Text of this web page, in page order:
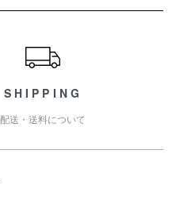
SHIPPING
配送・送料について